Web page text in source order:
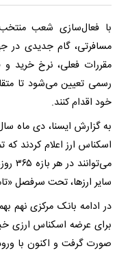
با فعال‌سازی شعب
مسافرتی، گام جدیدی در
مقررات فعلی، نرخ خرید
رسمی تعیین می‌شود تا
خود اقدام کنند.
به گزارش ایسنا، دی ماه
سایر ارزها، تحت سرفصل
برای عرضه اسکناس ارزی
صورت گرفت و اکنون با